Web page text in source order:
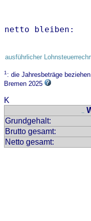
netto
ausführlicher
1: die Jahresbeträge
Bremen 2025
K
..
Grundgehalt:
Brutto gesamt:
Netto gesamt: